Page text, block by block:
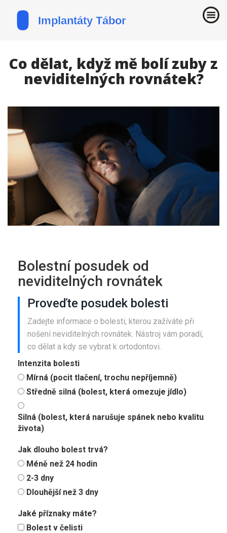
Co dělat, když mě bolí zuby z
neviditelných rovnátek?
Bolestní posudek od
neviditelných rovnátek
Proveďte posudek bolesti
Zadejte informace o bolesti, kterou zažíváte při
nošení neviditelných rovnátek. Nástroj vám poradí,
co dělat a kdy se vybrat k ortodontovi.
Intenzita bolesti
Mírná (pocit tlačení, trochu nepříjemně)
Středně silná (bolest, která omezuje jídlo)
Silná (bolest, která narušuje spánek nebo kvalitu
života)
Jak dlouho bolest trvá?
Méně než 24 hodin
2-3 dny
Dlouhější než 3 dny
Jaké příznaky máte?
Bolest v čelisti